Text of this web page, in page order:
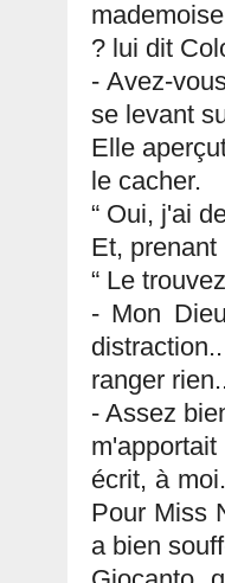
? lui dit
- Avez-
se levant
Elle
le cacher.
“ Oui, j'ai
Et, prenant
“ Le
- Mon
ranger
- Assez
écrit, à
Pour Miss
a bien